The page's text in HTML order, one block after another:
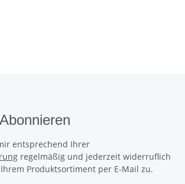
entsprechend Ihrer
regelmäßig und jederzeit widerruflich
Produktsortiment per E-Mail zu.